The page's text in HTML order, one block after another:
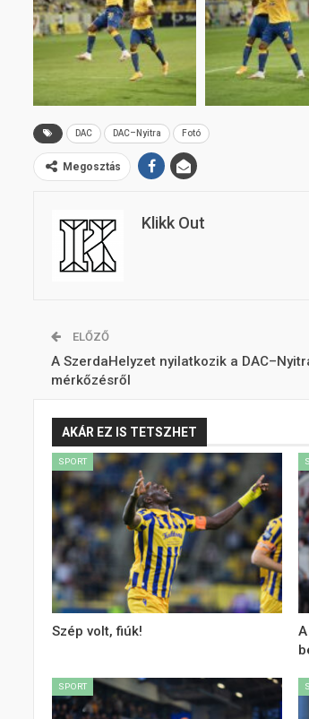
DAC DAC–Nyitra Fotó
Megosztás
Klikk Out
ELŐZŐ
A SzerdaHelyzet nyilatkozik a
mérkőzésről
AKÁR EZ IS TETSZHET
SPORT
Szép volt, fiúk!
SPORT